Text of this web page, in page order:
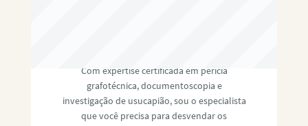
Com expertise certificada em perícia
grafotécnica, documentoscopia e
investigação de usucapião, sou o especialista
que você precisa para desvendar os